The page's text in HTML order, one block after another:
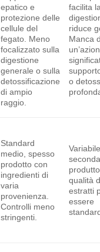
epatico e
protezione delle
cellule del
fegato. Meno
focalizzato sulla
digestione
generale o sulla
detossificazione
di ampio
raggio.
facilita
riduce
Manca
o
Standard
medio, spesso
prodotto con
ingredienti di
varia
provenienza.
Controlli meno
stringenti.
qualità
estratti
essere